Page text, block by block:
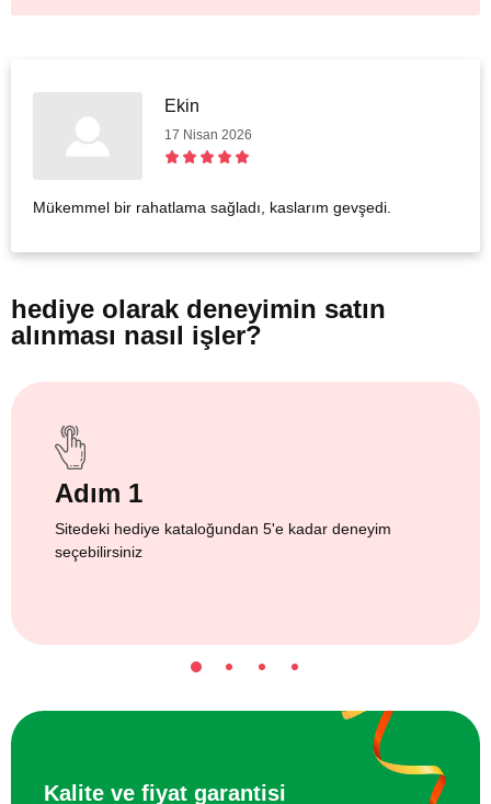
Ekin
17 Nisan 2026
Mükemmel bir rahatlama sağladı, kaslarım gevşedi.
hediye olarak deneyimin satın
alınması nasıl işler?
Adım 1
Sitedeki hediye kataloğundan 5'e kadar deneyim
seçebilirsiniz
Kalite ve fiyat garantisi